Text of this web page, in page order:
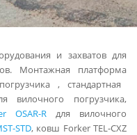
и захватов для
Монтажная платформа
, стандартная
вилочного погрузчика,
OSAR-Rдля вилочного
STD, ковш Forker TEL-CXZ